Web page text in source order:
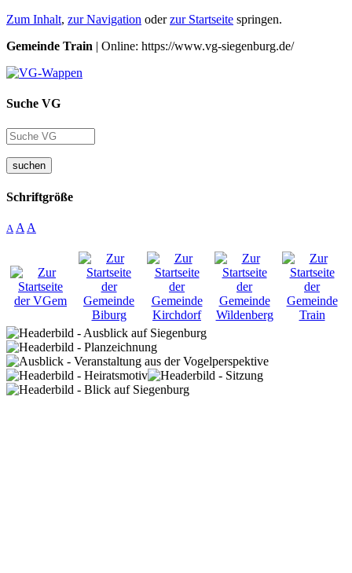
Zum Inhalt, zur Navigation oderzur Startseite springen.
Gemeinde Train | Online: https://www.vg-siegenburg.de/
Suche VG
suchen
Schriftgröße
A A A